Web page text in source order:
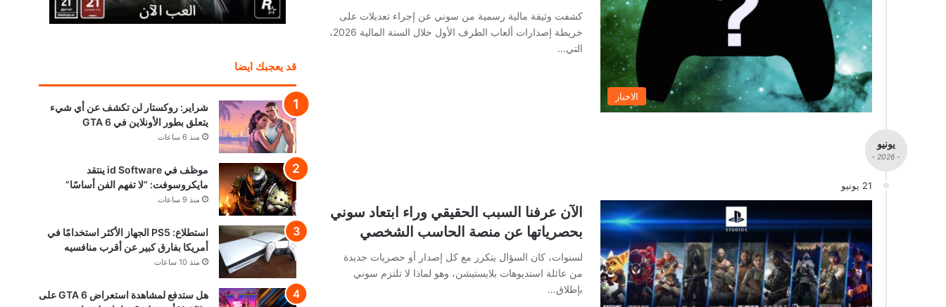
الاخبار
كشفت وثيقة مالية رسمية من سوني عن إجراء تعديلات على
خريطة إصدارات ألعاب الطرف الأول خلال السنة المالية 2026،
التي…
يونيو
- 2026 -
21 يونيو
الآن عرفنا السبب الحقيقي وراء ابتعاد سوني
بحصرياتها عن منصة الحاسب الشخصي
لسنوات، كان السؤال يتكرر مع كل إصدار أو حصريات جديدة
من عائلة استديوهات بلايستيشن، وهو لماذا لا تلتزم سوني
بإطلاق…
قد يعجبك ايضا
شراير: روكستار لن تكشف عن أي شيء
يتعلق بطور الأونلاين في GTA 6
منذ 6 ساعات
موظف في id Software ينتقد
مايكروسوفت: “لا تفهم الفن أساسًا”
منذ 9 ساعات
استطلاع: PS5 الجهاز الأكثر استخدامًا في
أمريكا بفارق كبير عن أقرب منافسيه
منذ 10 ساعات
هل ستدفع لمشاهدة استعراض GTA 6 على